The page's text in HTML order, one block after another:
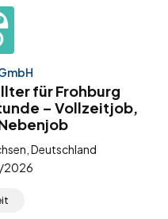
für Frohburg
– Vollzeitjob,
Deutschland